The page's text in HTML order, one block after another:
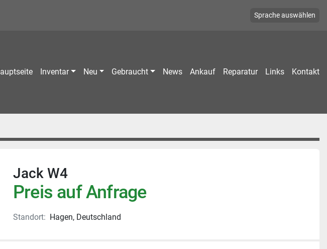
Sprache auswählen
Hauptseite Inventar Neu Gebraucht News Ankauf Reparatur Links Kontakt
Jack W4
Preis auf Anfrage
Standort: Hagen, Deutschland